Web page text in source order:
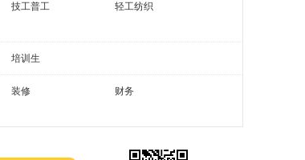
技工普工
轻工纺织
培训生
装修
财务